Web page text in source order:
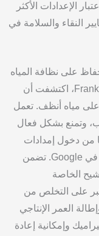
الإعدادات الأكثر
والسلامة في
نظافة المياه
بعد أن استخدمت أنظمة ترشيح المياه من Franke، اكتشفت أن
أنظف. تعمل
بشكل فعال
دخول إمدادات
المياه المفلترة وفقًا لأفضل الموارد المتاحة في Google. تضمن
الخاصة
التخلص من
العمر الإنتاجي
وإمكانية إعادة